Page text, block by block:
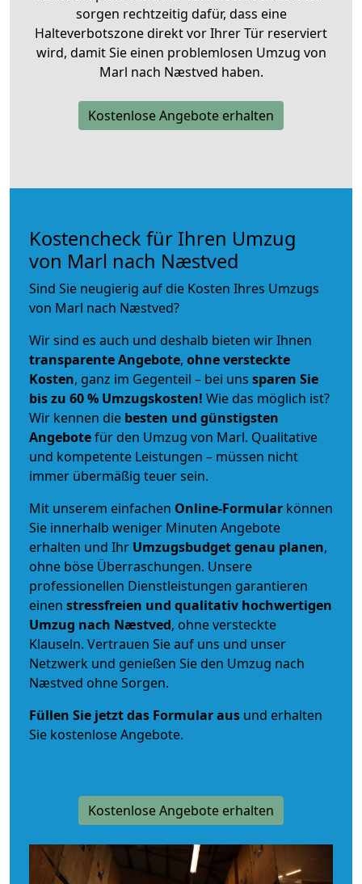
sorgen rechtzeitig dafür, dass eine
Halteverbotszone direkt vor Ihrer Tür reserviert
wird, damit Sie einen problemlosen Umzug von
Marl nach Næstved haben.
Kostenlose Angebote erhalten
Kostencheck für Ihren Umzug
von Marl nach Næstved
Sind Sie neugierig auf die Kosten Ihres Umzugs
von Marl nach Næstved?
Wir sind es auch und deshalb bieten wir Ihnen
transparente Angebote, ohne versteckte
Kosten, ganz im Gegenteil – bei uns sparen Sie
bis zu 60 % Umzugskosten! Wie das möglich ist?
Wir kennen die besten und günstigsten
Angebotefür den Umzug von Marl. Qualitative
und kompetente Leistungen – müssen nicht
immer übermäßig teuer sein.
Mit unserem einfachen Online-Formular können
Sie innerhalb weniger Minuten Angebote
erhalten und Ihr Umzugsbudgetgenau planen,
ohne böse Überraschungen. Unsere
professionellen Dienstleistungen garantieren
einen stressfreien und qualitativ hochwertigen
Umzug nach Næstved, ohne versteckte
Klauseln. Vertrauen Sie auf uns und unser
Netzwerk und genießen Sie den Umzug nach
Næstved ohne Sorgen.
Füllen Sie jetzt das Formular aus und erhalten
Sie kostenlose Angebote.
Kostenlose Angebote erhalten